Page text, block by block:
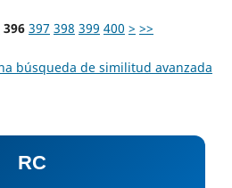
396 397 398 399 400 > >>
búsqueda de similitud avanzada
RC